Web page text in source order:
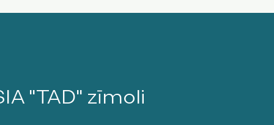
"TAD" zīmoli